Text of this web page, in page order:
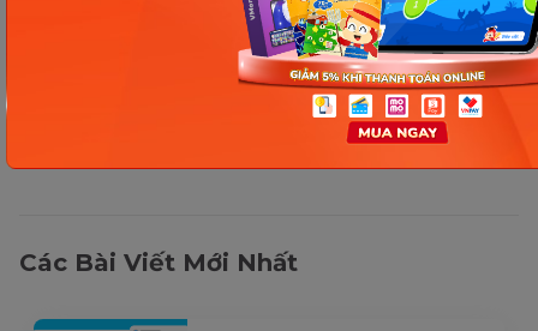
Các Bài Viết Mới Nhất